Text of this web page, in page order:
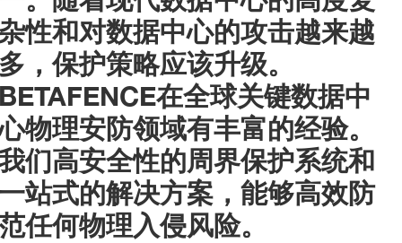
性和对数据中心的攻击越来越
，保护策略应该升级。
在全球关键数据中
物理安防领域有丰富的经验。
们高安全性的周界保护系统和
站式的解决方案，能够高效防
任何物理入侵风险。